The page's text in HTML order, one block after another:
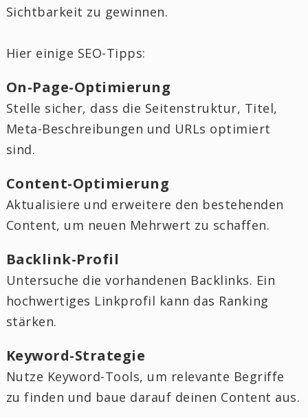
Sichtbarkeit zu gewinnen.
Hier einige SEO-Tipps:
On-Page-Optimierung
Stelle sicher, dass die Seitenstruktur, Titel,
Meta-Beschreibungen und URLs optimiert
sind.
Content-Optimierung
Aktualisiere und erweitere den bestehenden
Content, um neuen Mehrwert zu schaffen.
Backlink-Profil
Untersuche die vorhandenen Backlinks. Ein
hochwertiges Linkprofil kann das Ranking
stärken.
Keyword-Strategie
Nutze Keyword-Tools, um relevante Begriffe
zu finden und baue darauf deinen Content aus.